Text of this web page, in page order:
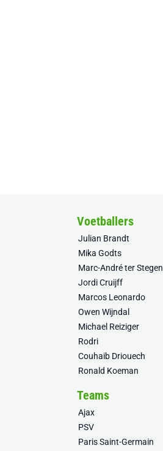
Voetballers
Julian Brandt
Mika Godts
Marc-André ter Stegen
Jordi Cruijff
Marcos Leonardo
Owen Wijndal
Michael Reiziger
Rodri
Couhaib Driouech
Ronald Koeman
Teams
Ajax
PSV
Paris Saint-Germain